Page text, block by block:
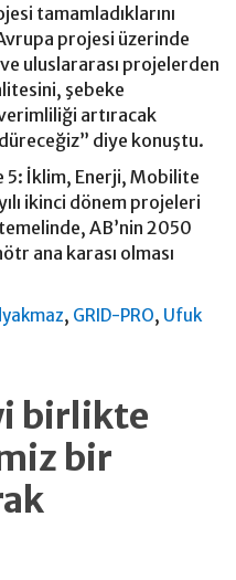
tamamladıklarını
projesi üzerinde
uluslararası projelerden
şebeke
artıracak
diye konuştu.
5: İklim, Enerji, Mobilite
ikinci dönem projeleri
AB’nin 2050
ana karası olması
, GRID-PRO, Ufuk
birlikte
bir